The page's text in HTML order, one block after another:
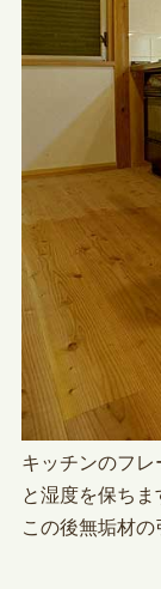
キッチンのフ
と湿度を保ちま
この後無垢材の